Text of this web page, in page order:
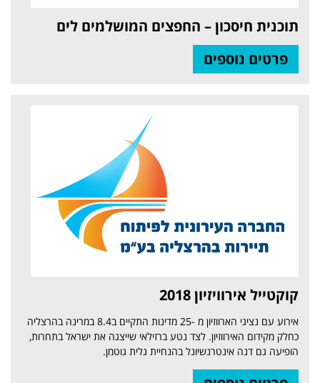
תוכנית חיסכון – החפצים המושלמים לים
פרטים נוספים
קוקטייל אירוויזיון 2018
אירוע עם נציגי הארווזיון מ -25 מדינות התקיים ב8.4 במרינה בהרצליה
כחלק מקידום האירווזיון. לצד נטע ברזילאי שייצגה את ישראל בתחרות,
הופיעה גם דנה אינטרנשיונל בהנחיית גלית גוטמן.